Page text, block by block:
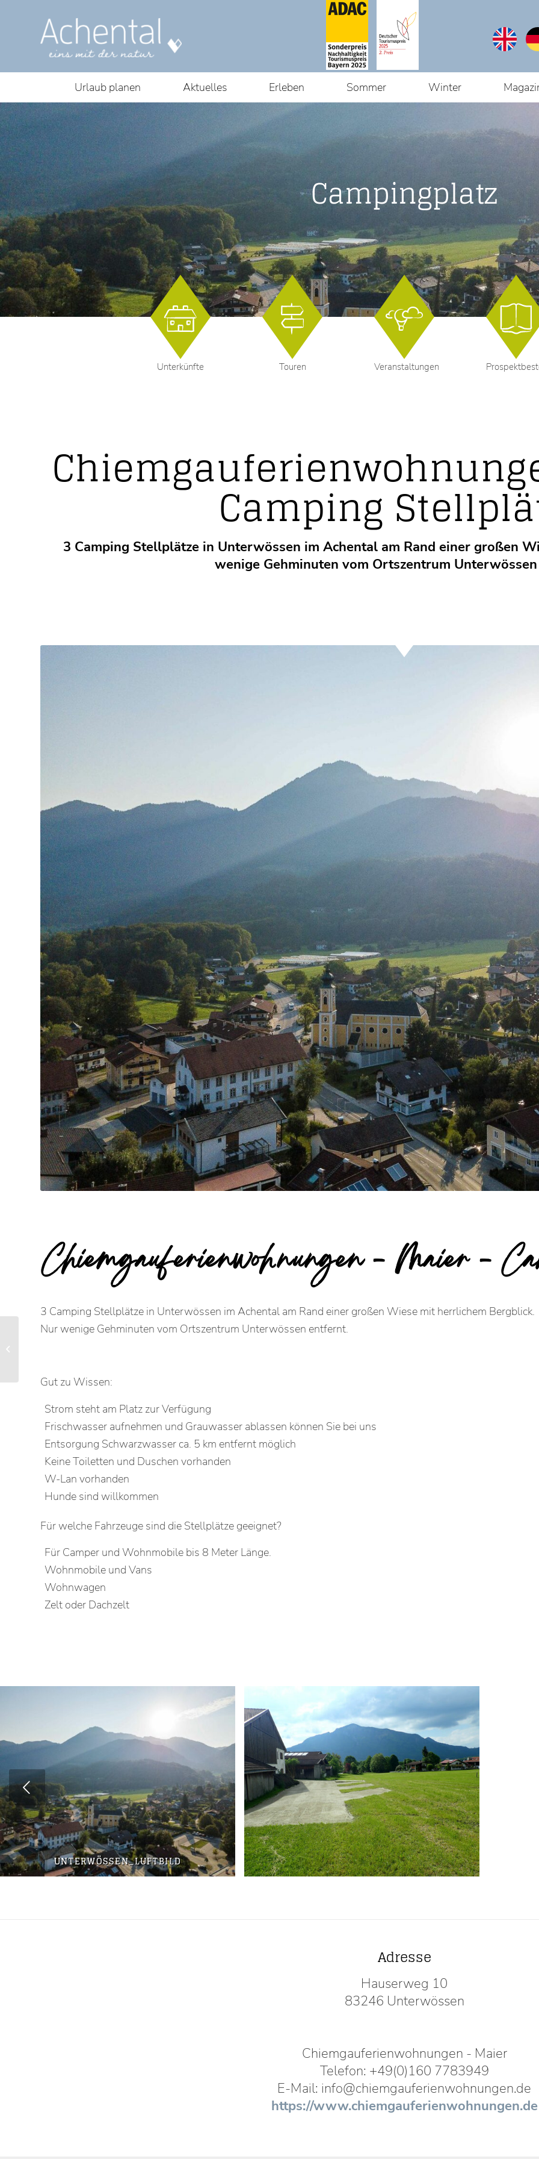
Urlaub planen Aktuelles Erleben Sommer Winter
Campingplatz
Unterkünfte Touren Veranstaltungen
Camping
3 Camping Stellplätze in Unterwössen im Achental am Rand einer großen
wenige Gehminuten vom Ortszentrum
Chiemgauferienwohnungen - Maier -
3 Camping Stellplätze in Unterwössen im Achental am Rand einer großen Wiese mit herrlichem Bergblick.
Nur wenige Gehminuten vom Ortszentrum Unterwössen entfernt.
Gut zu Wissen:
Strom steht am Platz zur Verfügung
Frischwasser aufnehmen und Grauwasser ablassen können Sie bei uns
Entsorgung Schwarzwasser ca. 5 km entfernt möglich
Keine Toiletten und Duschen vorhanden
W-Lan vorhanden
Hunde sind willkommen
Für welche Fahrzeuge sind die Stellplätze geeignet?
Für Camper und Wohnmobile bis 8 Meter Länge.
Wohnmobile und Vans
Wohnwagen
Zelt oder Dachzelt
UNTERWÖSSEN_LUFTBILD
Adresse
Hauserweg 10
83246 Unterwössen
Chiemgauferienwohnungen - Maier
Telefon: +49(0)160 7783949
E-Mail: info@chiemgauferienwohnungen.de
https://www.chiemgauferienwohnungen.de